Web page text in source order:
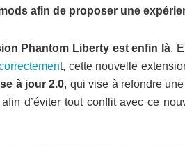
afin de proposer une
Phantom Liberty est enfin là.
t, cette nouvelle
à jour 2.0, qui vise à refondre
d’éviter tout conflit avec ce